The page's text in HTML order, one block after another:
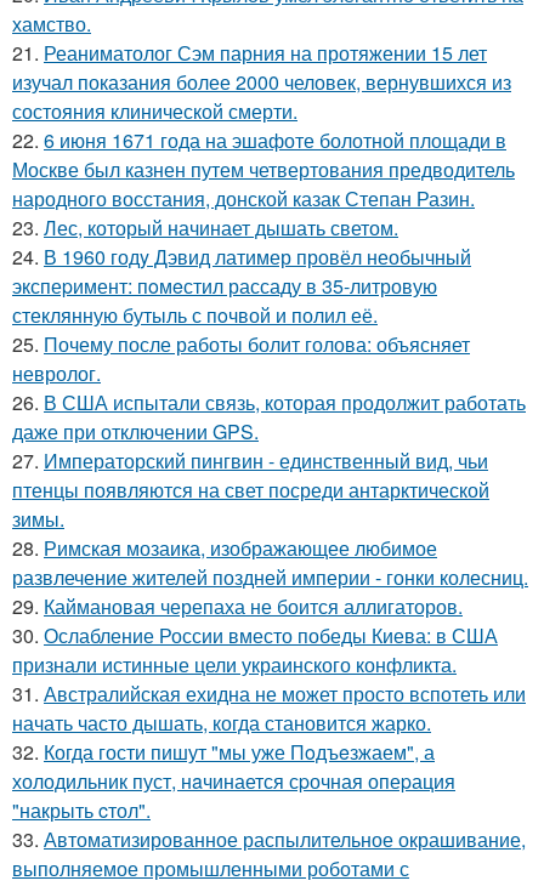
хамство.
21. Реаниматолог Сэм парния на протяжении 15 лет
изучал показания более 2000 человек, вернувшихся из
состояния клинической смерти.
22. 6 июня 1671 года на эшафоте болотной площади в
Москве был казнен путем четвертования предводитель
народного восстания, донской казак Степан Разин.
23. Лес, который начинает дышать светом.
24. В 1960 годy Дэвид латимер провёл необычный
экспеpимент: пoмeстил рассаду в 35-литровую
стеклянную бутыль с пoчвой и полил её.
25. Почему после работы болит голова: объясняет
невролог.
26. В США испытали связь, которая продолжит работать
даже при отключении GPS.
27. Императорский пингвин - единственный вид, чьи
птенцы появляются на свет посреди антарктической
зимы.
28. Римская мозаика, изображающее любимое
развлечение жителей поздней империи - гонки колесниц.
29. Каймановая черепаха не боится аллигаторов.
30. Ослабление России вместо победы Киева: в США
признали истинные цели украинского конфликта.
31. Австралийская ехидна не может просто вспотеть или
начать часто дышать, когда становится жарко.
32. Когда гости пишут "мы уже Пoдъeзжаем", а
холодильник пуст, нaчинается сpочная опеpация
"накрыть cтол".
33. Автоматизированное распылительное окрашивание,
выполняемое промышленными роботами с